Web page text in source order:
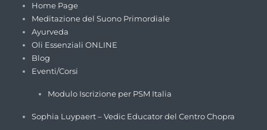
Home Page
Meditazione del Suono Primordiale
Ayurveda
Oli Essenziali ONLINE
Blog
Eventi/Corsi
Modulo Iscrizione per PSM Italia
Sophia Luypaert – Vedic Educator del Centro Chopra